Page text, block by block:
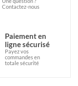
Contactez-nous
Paiement en
ligne sécurisé
Payez vos
commandes en
totale sécurité